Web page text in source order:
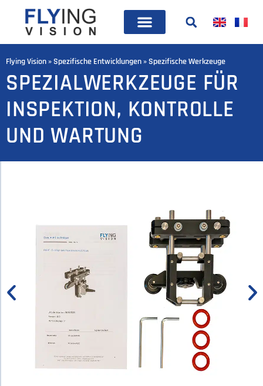
Flying Vision»Spezifische Entwicklungen»Spezifische Werkzeuge
SPEZIALWERKZEUGE FÜR
INSPEKTION, KONTROLLE
UND WARTUNG